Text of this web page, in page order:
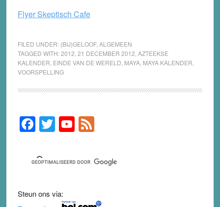
Flyer Skeptisch Cafe
FILED UNDER: (BIJ)GELOOF, ALGEMEEN
TAGGED WITH:2012 21 DECEMBER 2012 AZTEEKSE
KALENDER EINDE VAN DE WERELD MAYA, MAYA KALENDER
VOORSPELLING
Primary
Sidebar
F
a
c
e
b
o
T
wi
tt
er
Y
o
u
T
b
F
e
d
Steun ons via: